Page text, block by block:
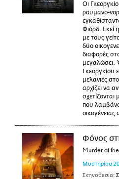
Οι
ρουμανο-
Φιόρδ. Εκεί
με τους
δύο
διαφορές
μεγαλώσει.
Γκεοργκίου
μελανιές
αρχίζει να
που
οικογένειας
Φόνος
Murder at
Μυστηρίου
Σκηνοθεσία: